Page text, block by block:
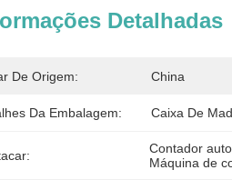
Detalhadas
De Origem: China
Da Embalagem: Caixa De
Contador
Máquina de